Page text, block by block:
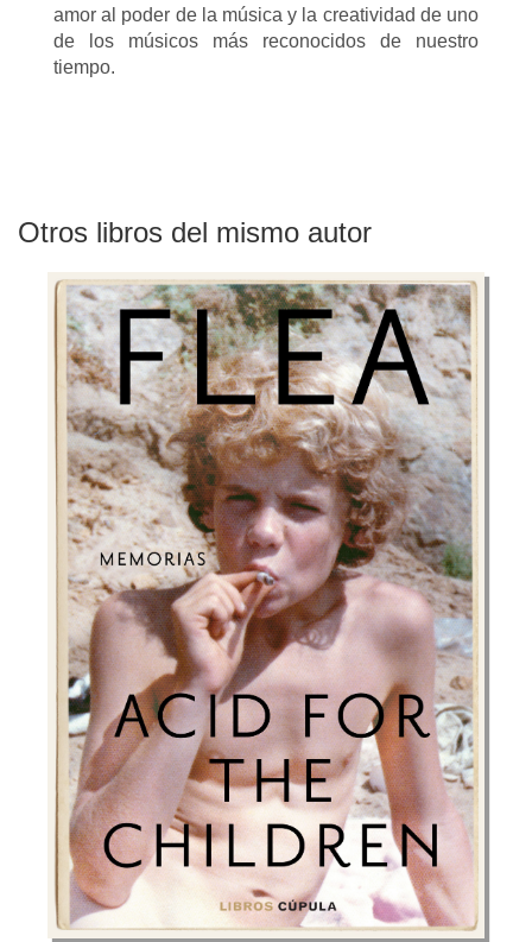
amor al poder de la música y la creatividad de uno
de los músicos más reconocidos de nuestro
tiempo.
Otros libros del mismo autor